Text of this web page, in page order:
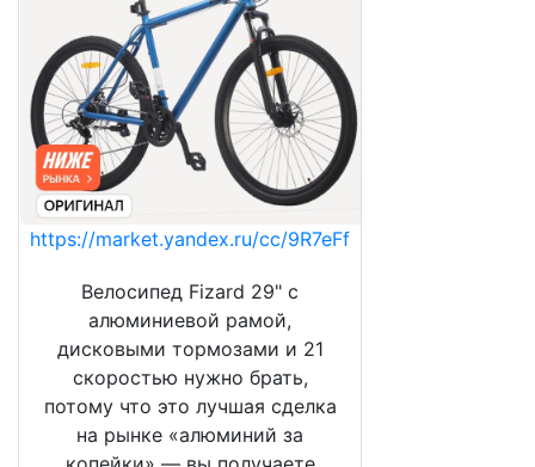
https://market.yandex.ru/cc/9R7eFf
Велосипед Fizard 29" с
алюминиевой рамой,
дисковыми тормозами и 21
скоростью нужно брать,
потому что это лучшая сделка
на рынке «алюминий за